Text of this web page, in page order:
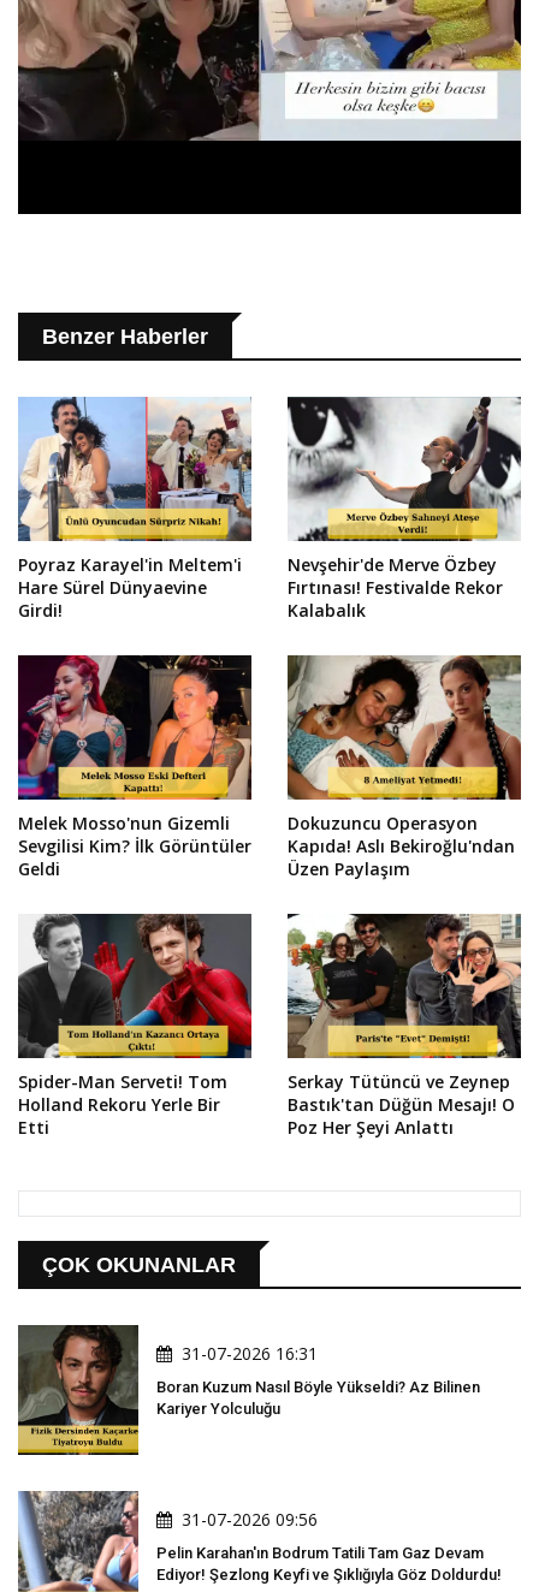
Benzer Haberler
Poyraz Karayel'in Meltem'i
Hare Sürel Dünyaevine
Girdi!
Nevşehir'de Merve Özbey
Fırtınası! Festivalde Rekor
Kalabalık
Melek Mosso'nun Gizemli
Sevgilisi Kim? İlk Görüntüler
Geldi
Dokuzuncu Operasyon
Kapıda! Aslı Bekiroğlu'ndan
Üzen Paylaşım
Spider-Man Serveti! Tom
Holland Rekoru Yerle Bir
Etti
Serkay Tütüncü ve Zeynep
Bastık'tan Düğün Mesajı! O
Poz Her Şeyi Anlattı
ÇOK OKUNANLAR
31-07-2026 16:31
Boran Kuzum Nasıl Böyle Yükseldi? Az Bilinen
Kariyer Yolculuğu
31-07-2026 09:56
Pelin Karahan'ın Bodrum Tatili Tam Gaz Devam
Ediyor! Şezlong Keyfi ve Şıklığıyla Göz Doldurdu!